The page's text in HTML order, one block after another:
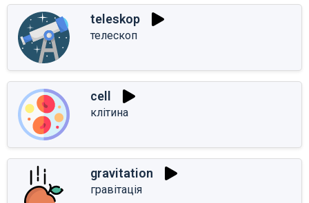
teleskop
телескоп
cell
клітина
gravitation
гравітація